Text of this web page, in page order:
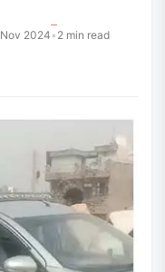
2024• 2 min read